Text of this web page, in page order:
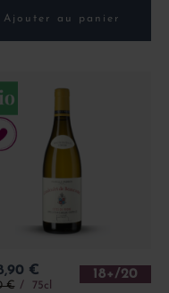
Ajouter au panier
€
base
€ 75cl
18+/20